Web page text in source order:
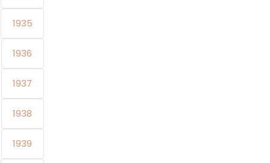
1935
1936
1937
1938
1939